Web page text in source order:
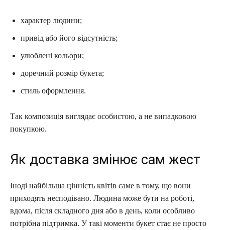
характер людини;
привід або його відсутність;
улюблені кольори;
доречний розмір букета;
стиль оформлення.
Так композиція виглядає особистою, а не випадковою
покупкою.
Як доставка змінює сам жест
Іноді найбільша цінність квітів саме в тому, що вони
приходять несподівано. Людина може бути на роботі,
вдома, після складного дня або в день, коли особливо
потрібна підтримка. У такі моменти букет стає не просто